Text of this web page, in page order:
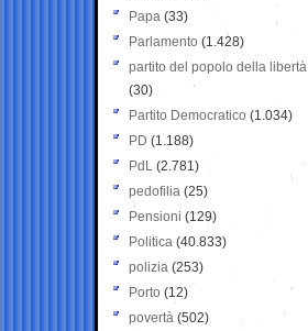
Papa (33)
Parlamento (1.428)
partito del popolo della libertà
(30)
Partito Democratico (1.034)
PD (1.188)
PdL (2.781)
pedofilia (25)
Pensioni (129)
Politica (40.833)
polizia (253)
Porto (12)
povertà (502)